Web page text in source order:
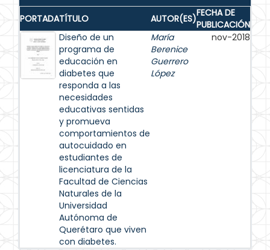
PORTADATÍTULO AUTOR(ES)FECHA DE
PUBLICACIÓN
Diseño de un
programa de
educación en
diabetes que
responda a las
necesidades
educativas sentidas
y promueva
comportamientos de
autocuidado en
estudiantes de
licenciatura de la
Facultad de Ciencias
Naturales de la
Universidad
Autónoma de
Querétaro que viven
con diabetes.
María
Berenice
Guerrero
López
nov-2018